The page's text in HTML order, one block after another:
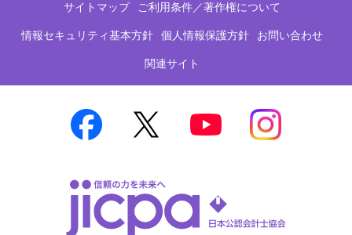
サイトマップ ご利用条件／著作権について
情報セキュリティ基本方針 個人情報保護方針 お問い合わせ
関連サイト